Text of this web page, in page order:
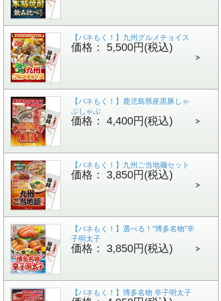
【パネもく！】九州グルメチョイス
価格： 5,500円(税込)
【パネもく！】鹿児島県産黒豚しゃ
ぶしゃぶ
価格： 4,400円(税込)
【パネもく！】九州ご当地麺セット
価格： 3,850円(税込)
【パネもく！】選べる！”博多名物”辛
子明太子
価格： 3,850円(税込)
【パネもく！】博多名物 辛子明太子